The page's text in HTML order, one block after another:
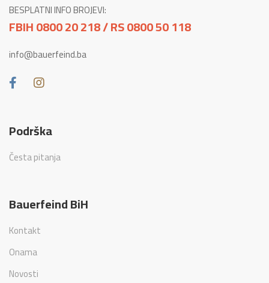
BESPLATNI INFO BROJEVI:
FBIH 0800 20 218 / RS 0800 50 118
info@bauerfeind.ba
Podrška
Česta pitanja
Bauerfeind BiH
Kontakt
Onama
Novosti